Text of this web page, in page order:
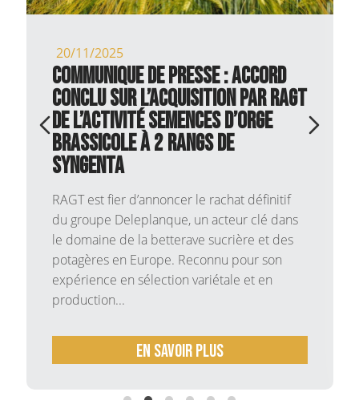
PRESSE : Accord
par RAGT
d’orge
rangs de
le rachat définitif
un acteur clé dans
sucrière et des
Reconnu pour son
variétale et en
RGT EROS et RGT
nouvelles
rejoignent l’équipe
RAGT
colza occupe une place
assolements des
européens. Culture
rentable et utile à
contribue...